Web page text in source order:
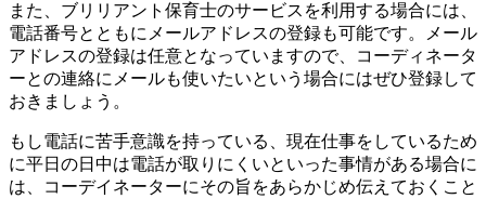
また、ブリリアント保育士のサービスを利用する場合には、
電話番号とともにメールアドレスの登録も可能です。メール
アドレスの登録は任意となっていますので、コーディネータ
ーとの連絡にメールも使いたいという場合にはぜひ登録して
おきましょう。
もし電話に苦手意識を持っている、現在仕事をしているため
に平日の日中は電話が取りにくいといった事情がある場合に
は、コーデイネーターにその旨をあらかじめ伝えておくこと